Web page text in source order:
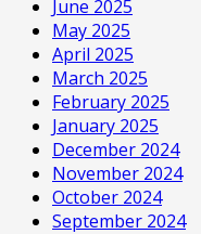
June 2025
May 2025
April 2025
March 2025
February 2025
January 2025
December 2024
November 2024
October 2024
September 2024